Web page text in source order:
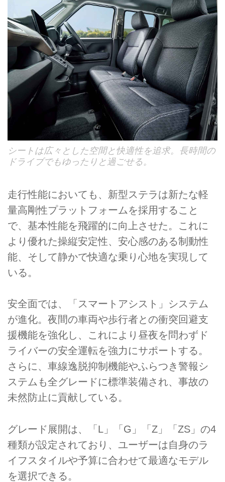
シートは広々とした空間と快適性を追求。長時間の
ドライブでもゆったりと過ごせる。
走行性能においても、新型ステラは新たな軽
量高剛性プラットフォームを採用すること
で、基本性能を飛躍的に向上させた。これに
より優れた操縦安定性、安心感のある制動性
能、そして静かで快適な乗り心地を実現して
いる。
安全面では、「スマートアシスト」システム
が進化。夜間の車両や歩行者との衝突回避支
援機能を強化し、これにより昼夜を問わずド
ライバーの安全運転を強力にサポートする。
さらに、車線逸脱抑制機能やふらつき警報シ
ステムも全グレードに標準装備され、事故の
未然防止に貢献している。
グレード展開は、「L」「G」「Z」「ZS」の4
種類が設定されており、ユーザーは自身のラ
イフスタイルや予算に合わせて最適なモデル
を選択できる。